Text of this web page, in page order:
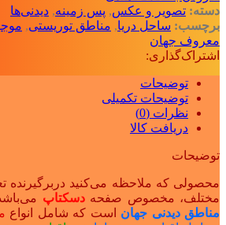
دسته: تصویر و عکس, پس زمینه, دیدنی‌ها
برچسب: ساحل دریا, مناطق توریستی,
معروف جهان
اشتراک‌گذاری:
توضیحات
توضیحات تکمیلی
نظرات (0)
دریافت کالا
توضیحات
محصولی که ملاحظه می‌کنید دربرگیرنده
مختلف، مخصوص صفحهدسکتاپ
مناطق دیدنی جهان
است که شامل انواع